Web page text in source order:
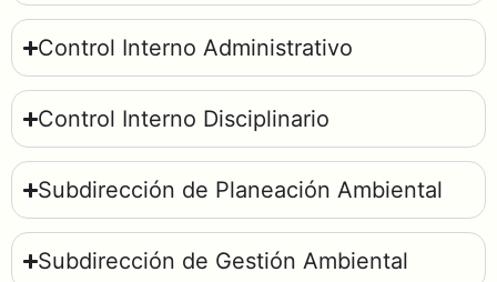
Control Interno Administrativo
Control Interno Disciplinario
Subdirección de Planeación Ambiental
Subdirección de Gestión Ambiental